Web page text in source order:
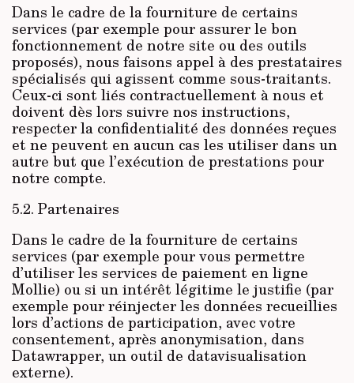
Dans le cadre de la fourniture de certains
services (par exemple pour assurer le bon
fonctionnement de notre site ou des outils
proposés), nous faisons appel à des prestataires
spécialisés qui agissent comme sous-traitants.
Ceux-ci sont liés contractuellement à nous et
doivent dès lors suivre nos instructions,
respecter la confidentialité des données reçues
et ne peuvent en aucun cas les utiliser dans un
autre but que l’exécution de prestations pour
notre compte.
5.2. Partenaires
Dans le cadre de la fourniture de certains
services (par exemple pour vous permettre
d’utiliser les services de paiement en ligne
Mollie) ou si un intérêt légitime le justifie (par
exemple pour réinjecter les données recueillies
lors d’actions de participation, avec votre
consentement, après anonymisation, dans
Datawrapper, un outil de datavisualisation
externe).